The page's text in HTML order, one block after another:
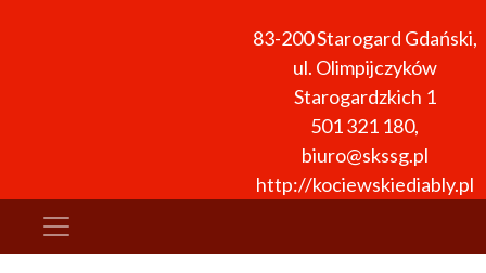
83-200Starogard Gdański,
ul. Olimpijczyków
Starogardzkich 1
501 321 180,
biuro@skssg.pl
http://kociewskiediably.pl